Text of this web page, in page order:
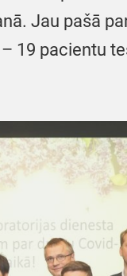
Jau pašā
19 pacientu